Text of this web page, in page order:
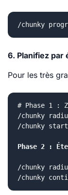
6. Planifiez par
Pour les très
# Phase 1 :
/chunky
/chunky start
Phase 2 :
/chunky
/chunky